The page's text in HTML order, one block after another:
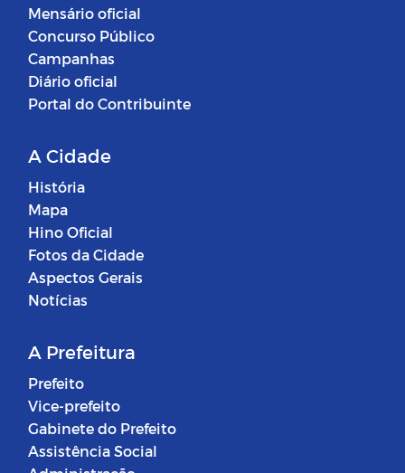
Mensário oficial
Concurso Público
Campanhas
Diário oficial
Portal do Contribuinte
A Cidade
História
Mapa
Hino Oficial
Fotos da Cidade
Aspectos Gerais
Notícias
A Prefeitura
Prefeito
Vice-prefeito
Gabinete do Prefeito
Assistência Social